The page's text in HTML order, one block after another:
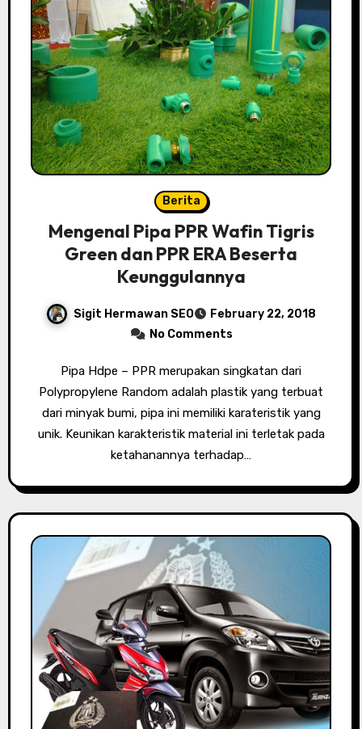
Berita
Mengenal Pipa PPR Wafin Tigris
Green dan PPR ERA Beserta
Keunggulannya
Sigit Hermawan SEO
February 22, 2018
No Comments
Pipa Hdpe – PPR merupakan singkatan dari
Polypropylene Random adalah plastik yang terbuat
dari minyak bumi, pipa ini memiliki karateristik yang
unik. Keunikan karakteristik material ini terletak pada
ketahanannya terhadap…